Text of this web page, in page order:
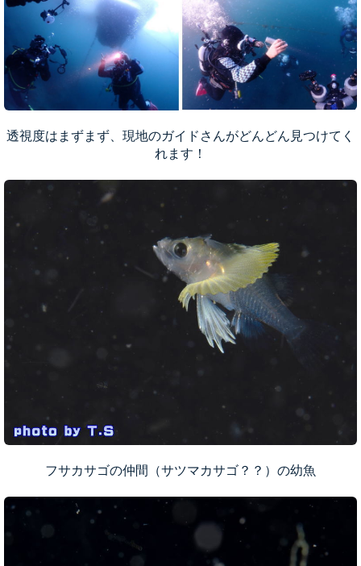
透視度はまずまず、現地のガイドさんがどんどん見つけてく
れます！
フサカサゴの仲間（サツマカサゴ？？）の幼魚